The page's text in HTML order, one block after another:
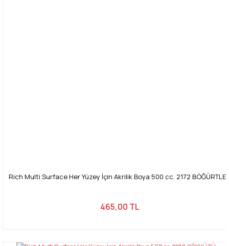
Rich Multi Surface Her Yüzey İçin Akrilik Boya 500 cc. 2172
465,00 TL